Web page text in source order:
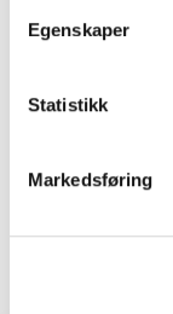
Egenskaper
Statistikk
Markedsføring